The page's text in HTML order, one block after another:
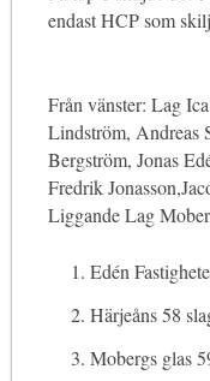
endast HCP som
Från vänster: Lag
Lindström, Andreas
Bergström, Jonas
Fredrik
Liggande Lag
Edén
Härjeåns 58
Mobergs glas